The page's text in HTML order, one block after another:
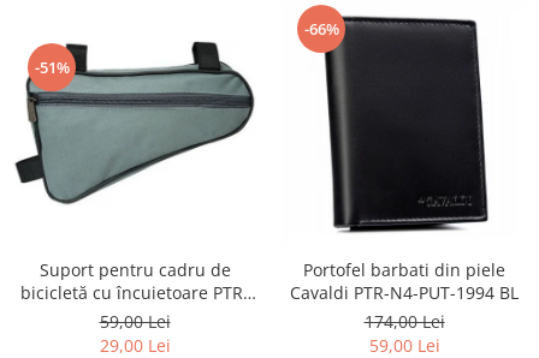
-51%
Suport pentru cadru de
bicicletă cu încuietoare PTR-
AR-S-101
59,00 Lei
29,00 Lei
-66%
Portofel barbati din piele
Cavaldi PTR-N4-PUT-1994 BL
174,00 Lei
59,00 Lei